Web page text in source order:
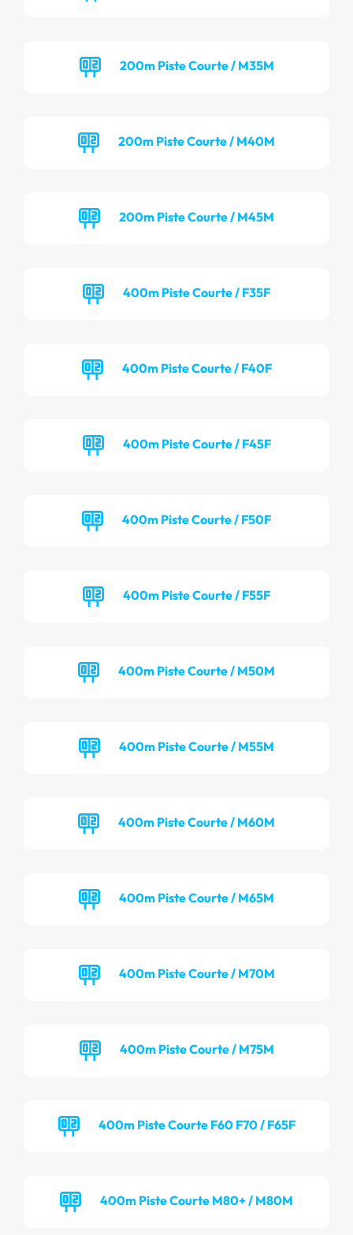
200m Piste Courte / M35M
200m Piste Courte / M40M
200m Piste Courte / M45M
400m Piste Courte / F35F
400m Piste Courte / F40F
400m Piste Courte / F45F
400m Piste Courte / F50F
400m Piste Courte / F55F
400m Piste Courte / M50M
400m Piste Courte / M55M
400m Piste Courte / M60M
400m Piste Courte / M65M
400m Piste Courte / M70M
400m Piste Courte / M75M
400m Piste Courte F60 F70 / F65F
400m Piste Courte M80+ / M80M